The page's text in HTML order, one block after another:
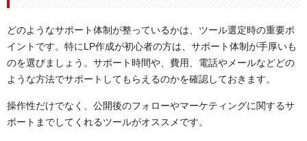
どのようなサポート体制が整っているかは、ツール選定時の重要ポ
イントです。特にLP作成が初心者の方は、サポート体制が手厚いも
のを選びましょう。サポート時間や、費用、電話やメールなどどの
ような方法でサポートしてもらえるのかを確認しておきます。
操作性だけでなく、公開後のフォローやマーケティングに関するサ
ポートまでしてくれるツールがオススメです。